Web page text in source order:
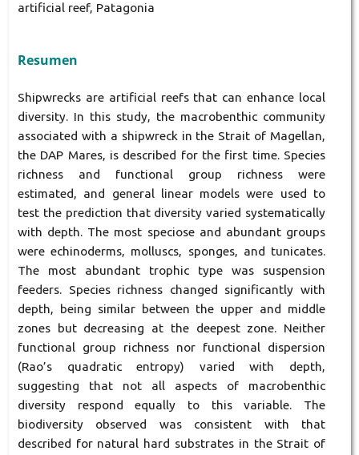
artificial reef, Patagonia
Resumen
Shipwrecks are artificial reefs that can enhance local
diversity. In this study, the macrobenthic community
associated with a shipwreck in the Strait of Magellan,
the DAP Mares, is described for the first time. Species
richness and functional group richness were
estimated, and general linear models were used to
test the prediction that diversity varied systematically
with depth. The most speciose and abundant groups
were echinoderms, molluscs, sponges, and tunicates.
The most abundant trophic type was suspension
feeders. Species richness changed significantly with
depth, being similar between the upper and middle
zones but decreasing at the deepest zone. Neither
functional group richness nor functional dispersion
(Rao’s quadratic entropy) varied with depth,
suggesting that not all aspects of macrobenthic
diversity respond equally to this variable. The
biodiversity observed was consistent with that
described for natural hard substrates in the Strait of